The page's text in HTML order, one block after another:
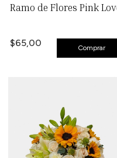
Ramo de Flores Pink
$65,00 Comprar